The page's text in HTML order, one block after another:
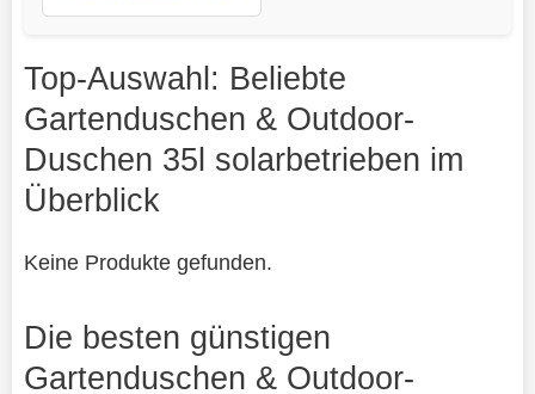
Top-Auswahl: Beliebte
Gartenduschen & Outdoor-
Duschen 35l solarbetrieben im
Überblick
Keine Produkte gefunden.
Die besten günstigen
Gartenduschen & Outdoor-